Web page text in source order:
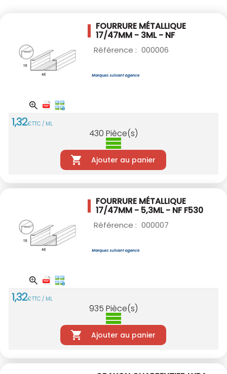
FOURRURE MÉTALLIQUE
17/47MM - 3ML - NF
Référence : 000006
1,32€TTC / ML
430 Pièce(s)
Ajouter au panier
FOURRURE MÉTALLIQUE
17/47MM - 5,3ML - NFF530
Référence : 000007
1,32€TTC / ML
935 Pièce(s)
Ajouter au panier